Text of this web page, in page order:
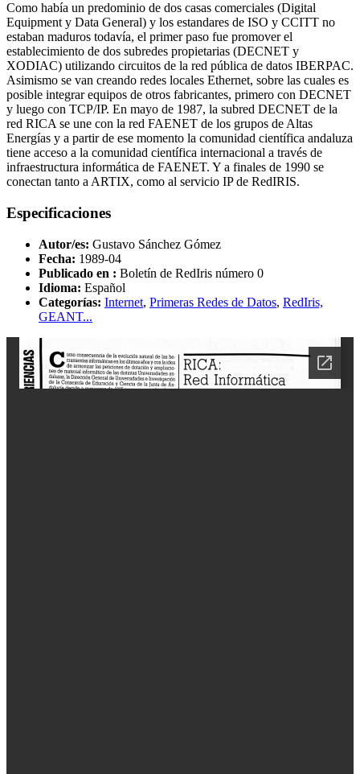
Como había un predominio de dos casas comerciales (Digital
Equipment y Data General) y los estandares de ISO y CCITT no
estaban maduros todavía, el primer paso fue promover el
establecimiento de dos subredes propietarias (DECNET y
XODIAC) utilizando circuitos de la red pública de datos IBERPAC.
Asimismo se van creando redes locales Ethernet, sobre las cuales es
posible integrar equipos de otros fabricantes, primero con DECNET
y luego con TCP/IP. En mayo de 1987, la subred DECNET de la
red RICA se une con la red FAENET de los grupos de Altas
Energías y a partir de ese momento la comunidad científica andaluza
tiene acceso a la comunidad científica internacional a través de
infraestructura informática de FAENET. Y a finales de 1990 se
conectan tanto a ARTIX, como al servicio IP de RedIRIS.
Especificaciones
Autor/es: Gustavo Sánchez Gómez
Fecha: 1989-04
Publicado en : Boletín de RedIris número 0
Idioma: Español
Categorías: Internet, Primeras Redes de Datos, RedIris,
GEANT...